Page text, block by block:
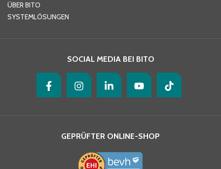
ÜBER BITO
SYSTEMLÖSUNGEN
SOCIAL MEDIA BEI BITO
GEPRÜFTER ONLINE-SHOP